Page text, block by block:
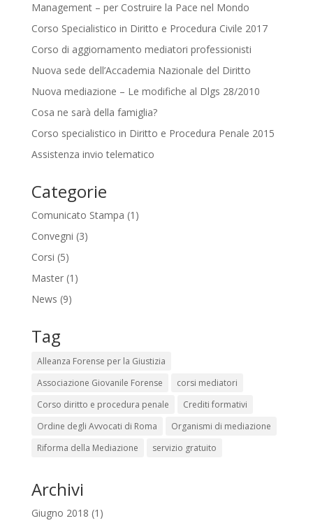
Management – per Costruire la Pace nel Mondo
Corso Specialistico in Diritto e Procedura Civile 2017
Corso di aggiornamento mediatori professionisti
Nuova sede dell’Accademia Nazionale del Diritto
Nuova mediazione – Le modifiche al Dlgs 28/2010
Cosa ne sarà della famiglia?
Corso specialistico in Diritto e Procedura Penale 2015
Assistenza invio telematico
Categorie
Comunicato Stampa (1)
Convegni (3)
Corsi (5)
Master(1)
News (9)
Tag
Alleanza Forense per la Giustizia
Associazione Giovanile Forense
corsi mediatori
Corso diritto e procedura penale
Crediti formativi
Ordine degli Avvocati di Roma
Organismi di mediazione
Riforma della Mediazione
servizio gratuito
Archivi
Giugno 2018 (1)